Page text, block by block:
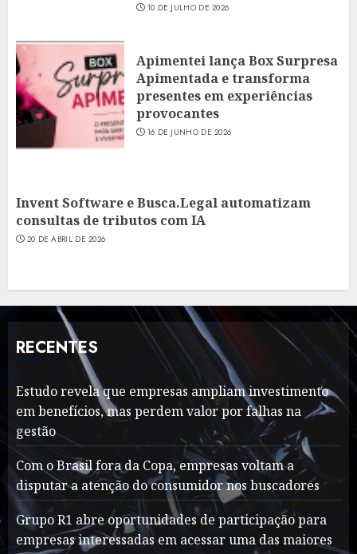
10 DE JULHO DE 2026
Apimentei lança Box Surpresa
Apimentada e transforma
presentes em experiências
provocantes
16 DE JUNHO DE 2026
Invent Software e Busca.Legal automatizam
consultas de tributos com IA
20 DE ABRIL DE 2026
RECENTES
Estudo revela que empresas ampliam investimento
em benefícios, mas perdem valor por falhas na
gestão
Com o Brasil fora da Copa, empresas voltam a
disputar a atenção do consumidor nos buscadores
Grupo R1 abre oportunidades de participação para
empresas interessadas em acessar uma das maiores